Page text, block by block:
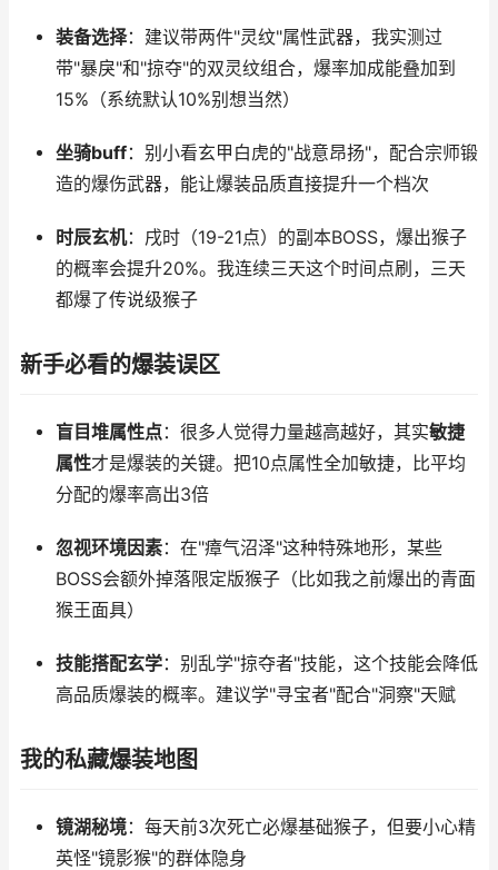
装备选择：建议带两件"灵纹"属性武器，我实测过
带"暴戾"和"掠夺"的双灵纹组合，爆率加成能叠加到
15%（系统默认10%别想当然）
坐骑buff：别小看玄甲白虎的"战意昂扬"，配合宗师锻
造的爆伤武器，能让爆装品质直接提升一个档次
时辰玄机：戌时（19-21点）的副本BOSS，爆出猴子
的概率会提升20%。我连续三天这个时间点刷，三天
都爆了传说级猴子
新手必看的爆装误区
盲目堆属性点：很多人觉得力量越高越好，其实敏捷
属性才是爆装的关键。把10点属性全加敏捷，比平均
分配的爆率高出3倍
忽视环境因素：在"瘴气沼泽"这种特殊地形，某些
BOSS会额外掉落限定版猴子（比如我之前爆出的青面
猴王面具）
技能搭配玄学：别乱学"掠夺者"技能，这个技能会降低
高品质爆装的概率。建议学"寻宝者"配合"洞察"天赋
我的私藏爆装地图
镜湖秘境：每天前3次死亡必爆基础猴子，但要小心精
英怪"镜影猴"的群体隐身